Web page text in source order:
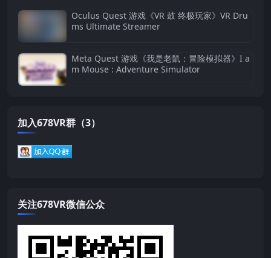
Oculus Quest 游戏《VR 鼓 终极玩家》VR Dru
ms Ultimate Streamer
Meta Quest 游戏《我是老鼠：冒险模拟器》I a
m Mouse : Adventure Simulator
加入678VR群（3）
关注678VR微信公众